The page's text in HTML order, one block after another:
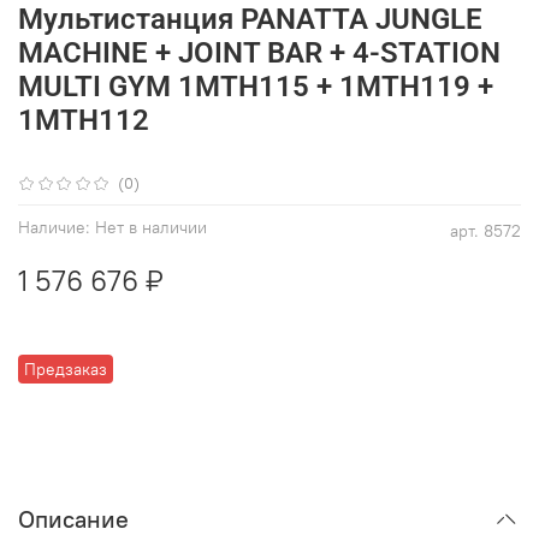
(0)
арт. 8572
Наличие: Нет в наличии
Предзаказ
Мультистанция PANATTA JUNGLE
MACHINE + JOINT BAR + 4-STATION
MULTI GYM 1MTH115 + 1MTH119 +
1MTH112
1 576 676 ₽
Описание